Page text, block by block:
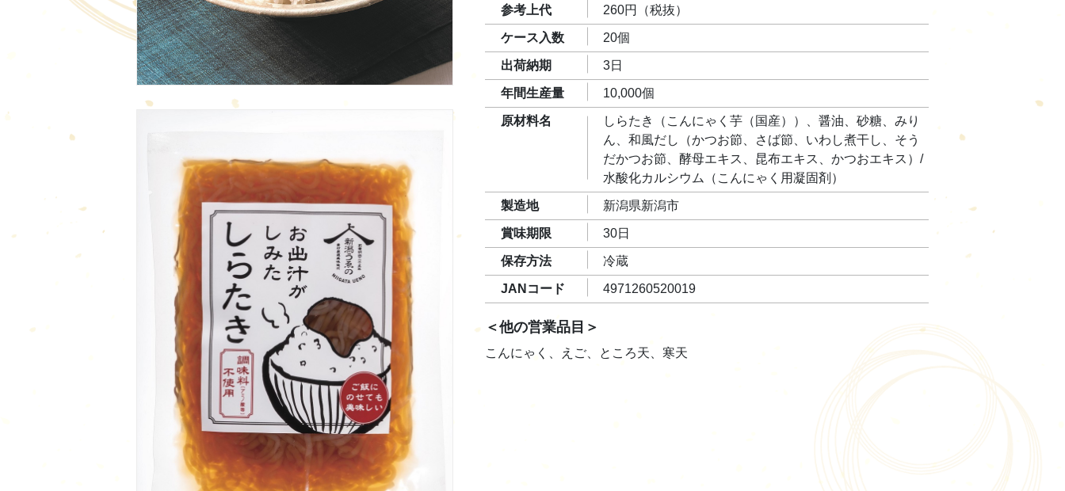
参考上代 260円（税抜）
ケース入数 20個
出荷納期 3日
年間生産量 10,000個
原材料名
しらたき（こんにゃく芋（国産））、醤油、砂糖、みり
ん、和風だし（かつお節、さば節、いわし煮干し、そう
だかつお節、酵母エキス、昆布エキス、かつおエキス）/
水酸化カルシウム（こんにゃく用凝固剤）
製造地 新潟県新潟市
賞味期限 30日
保存方法 冷蔵
JANコード 4971260520019
＜他の営業品目＞
こんにゃく、えご、ところ天、寒天